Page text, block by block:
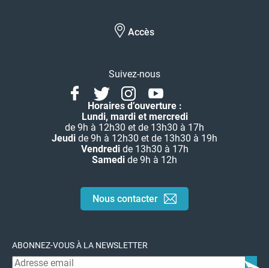
Accès
Suivez-nous
FacebookTwitterInstagramYoutube
Horaires d’ouverture :
Lundi, mardi et mercredi
de 9h à 12h30 et de 13h30 à 17h
Jeudi de 9h à 12h30 et de 13h30 à 19h
Vendredide 13h30 à 17h
Samedi de 9h à 12h
Nous contacter
ABONNEZ-VOUS À LA NEWSLETTER